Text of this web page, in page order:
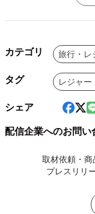
カテゴリ 旅行・レ
タグ レジャー
シェア
配信企業へのお問い
取材依頼・商
プレスリリ